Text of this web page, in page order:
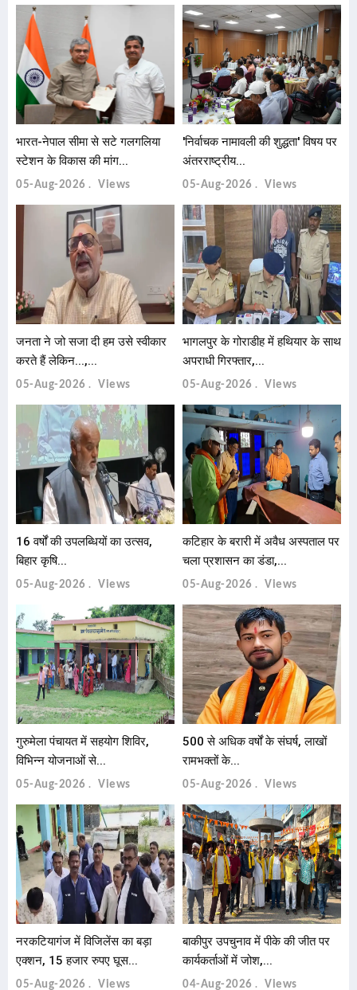
भारत-नेपाल सीमा से सटे गलगलिया
स्टेशन के विकास की मांग...
05-Aug-2026 Views
'निर्वाचक नामावली की शुद्धता' विषय पर
अंतरराष्ट्रीय...
05-Aug-2026 Views
जनता ने जो सजा दी हम उसे स्वीकार
करते हैं लेकिन...,...
05-Aug-2026 Views
भागलपुर के गोराडीह में हथियार के साथ
अपराधी गिरफ्तार,...
05-Aug-2026 Views
16 वर्षों की उपलब्धियों का उत्सव,
बिहार कृषि...
05-Aug-2026 Views
कटिहार के बरारी में अवैध अस्पताल पर
चला प्रशासन का डंडा,...
05-Aug-2026 Views
गुरुमेला पंचायत में सहयोग शिविर,
विभिन्न योजनाओं से...
05-Aug-2026 Views
500 से अधिक वर्षों के संघर्ष, लाखों
रामभक्तों के...
05-Aug-2026 Views
नरकटियागंज में विजिलेंस का बड़ा
एक्शन, 15 हजार रुपए घूस...
05-Aug-2026 Views
बाकीपुर उपचुनाव में पीके की जीत पर
कार्यकर्ताओं में जोश,...
04-Aug-2026 Views